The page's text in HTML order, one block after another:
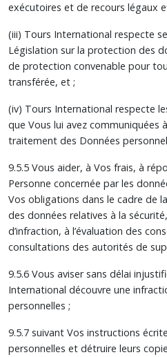
exécutoires et de recours légaux
(iii) Tours International respecte
Législation sur la protection des
de protection convenable pour
transférée, et ;
(iv) Tours International respecte
que Vous lui avez communiquées
traitement des Données
9.5.5 Vous aider, à Vos frais, à
Personne concernée par les
Vos obligations dans le cadre de
des données relatives à la
d’infraction, à l’évaluation des
consultations des autorités de
9.5.6 Vous aviser sans délai
International découvre une
personnelles ;
9.5.7 suivant Vos instructions
personnelles et détruire leurs